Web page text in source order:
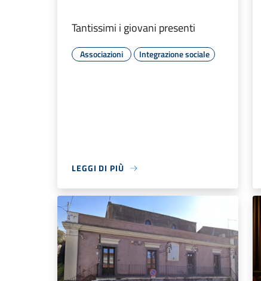
Tantissimi i giovani presenti
Associazioni Integrazione sociale
LEGGI DI PIÙ